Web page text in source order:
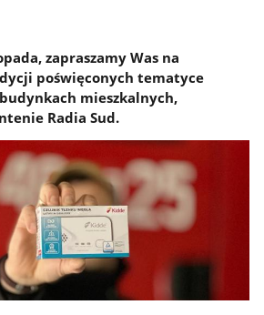
zapraszamy Was na
poświęconych tematyce
mieszkalnych,
Radia Sud.